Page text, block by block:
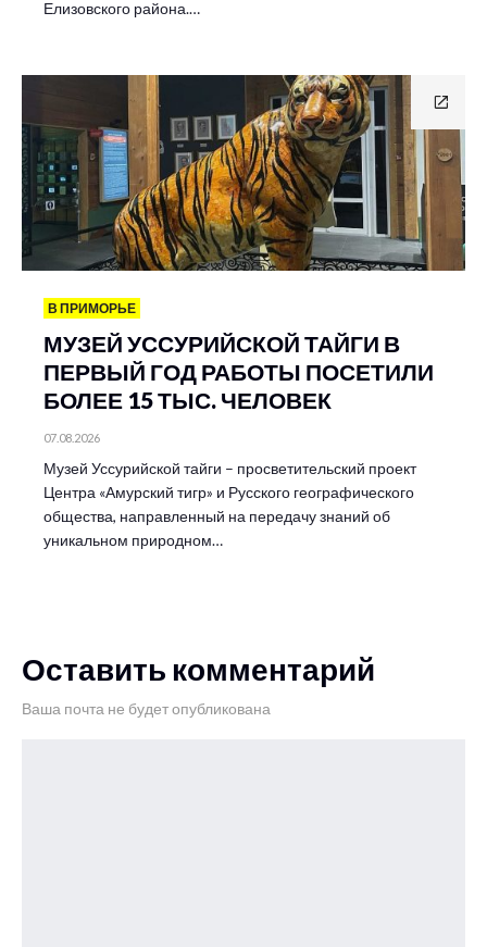
Елизовского района.…
В ПРИМОРЬЕ
МУЗЕЙ УССУРИЙСКОЙ ТАЙГИ В
ПЕРВЫЙ ГОД РАБОТЫ ПОСЕТИЛИ
БОЛЕЕ 15 ТЫС. ЧЕЛОВЕК
07.08.2026
Музей Уссурийской тайги – просветительский проект
Центра «Амурский тигр» и Русского географического
общества, направленный на передачу знаний об
уникальном природном…
Оставить комментарий
Ваша почта не будет опубликована